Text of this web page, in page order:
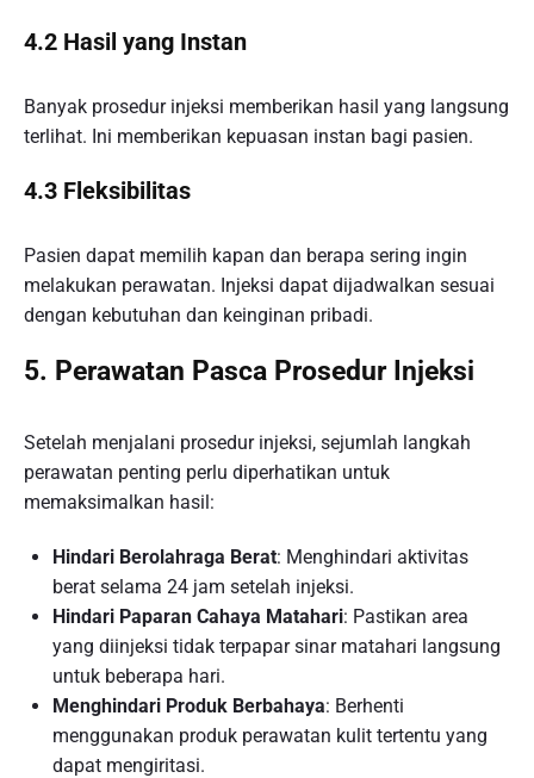
4.2 Hasil yang Instan
Banyak prosedur injeksi memberikan hasil yang langsung
terlihat. Ini memberikan kepuasan instan bagi pasien.
4.3 Fleksibilitas
Pasien dapat memilih kapan dan berapa sering ingin
melakukan perawatan. Injeksi dapat dijadwalkan sesuai
dengan kebutuhan dan keinginan pribadi.
5. Perawatan Pasca Prosedur Injeksi
Setelah menjalani prosedur injeksi, sejumlah langkah
perawatan penting perlu diperhatikan untuk
memaksimalkan hasil:
Hindari Berolahraga Berat: Menghindari aktivitas
berat selama 24 jam setelah injeksi.
Hindari Paparan Cahaya Matahari: Pastikan area
yang diinjeksi tidak terpapar sinar matahari langsung
untuk beberapa hari.
Menghindari Produk Berbahaya: Berhenti
menggunakan produk perawatan kulit tertentu yang
dapat mengiritasi.